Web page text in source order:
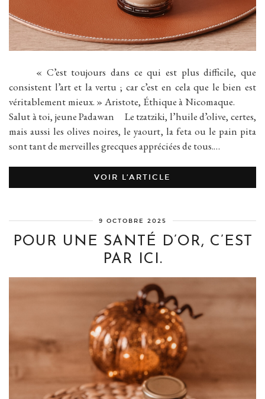
« C’est toujours dans ce qui est plus difficile, que
consistent l’art et la vertu ; car c’est en cela que le bien est
véritablement mieux. » Aristote, Éthique à Nicomaque.
Salut à toi, jeune Padawan Le tzatziki, l’huile d’olive, certes,
mais aussi les olives noires, le yaourt, la feta ou le pain pita
sont tant de merveilles grecques appréciées de tous.…
VOIR L’ARTICLE
9 OCTOBRE 2025
POUR UNE SANTÉ D’OR, C’EST
PAR ICI.